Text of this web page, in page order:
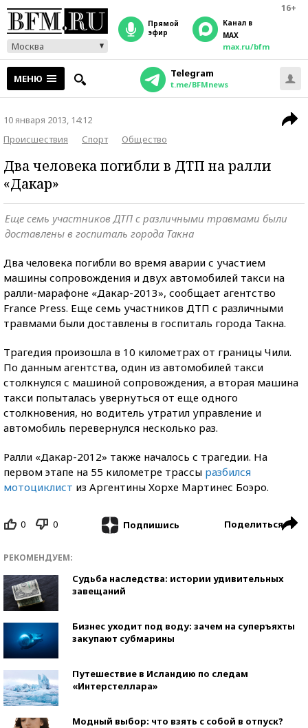
16+
Москва
прямой
эфир
Канал в
MAX
max.ru/bfm
МЕНЮ Telegram
t.me/BFMnews
10 января 2013, 14:12
Происшествия
Спорт Общество
Два человека погибли в ДТП на ралли
«Дакар»
Еще семь участников ДТП с различными травмами были
доставлены в госпиталь города Такна
Два человека погибли во время аварии с участием
машины сопровождения и двух автомобилей такси на
ралли-марафоне «Дакар-2013», сообщает агентство
France Press. Еще семь участников ДТП с различными
травмами были доставлены в госпиталь города Такна.
Трагедия произошла в 10 километрах от границы Чили.
По данным агентства, один из автомобилей такси
столкнулся с машиной сопровождения, а вторая машина
такси попыталась увернуться от еще одного
столкновения, но водитель утратил управление и
автомобиль перевернулся несколько раз.
Ралли «Дакар-2012» также началось с трагедии. На
первом этапе на 55 километре трассы разбился
мотоциклист из Аргентины Хорхе Мартинес Боэро.
0 0 Подпишись Поделиться
РЕКОМЕНДУЕМ:
Судьба наследства: истории удивительных
завещаний
Бизнес уходит под воду: зачем на суперъяхты
закупают субмарины
Путешествие в Исландию по следам
«Интерстеллара»
Модный выбор: что взять с собой в отпуск?